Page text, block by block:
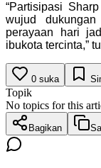
“Partisipasi
wujud
perayaan hari
ibukota tercinta,”
0 suka
Topik
No topics for this
Bagikan